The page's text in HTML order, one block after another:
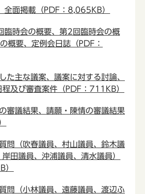
面掲載（PDF：8,065KB）
会の概要、第2回臨時会の概
概要、定例会日誌（PDF：
主な議案、議案に対する討論、
程及び審査案件（PDF：711KB）
議結果、請願・陳情の審議結果
（吹春議員、村山議員、鈴木議
田議員、沖浦議員、清水議員）
）
（小林議員、遠藤議員、渡辺ふ